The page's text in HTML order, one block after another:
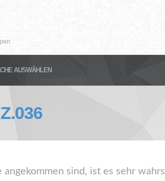
AUSWÄHLEN
angekommen sind, ist es sehr